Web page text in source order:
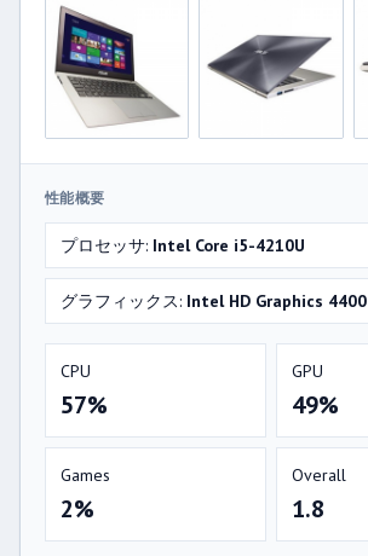
性能概要
プロセッサ: Intel Core i5-4210U
グラフィックス: Intel HD Graphics 4400
CPU
57%
GPU
49%
Games
2%
Overall
1.8